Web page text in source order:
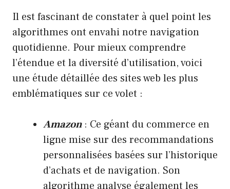
Il est fascinant de constater à quel point les
algorithmes ont envahi notre navigation
quotidienne. Pour mieux comprendre
l’étendue et la diversité d’utilisation, voici
une étude détaillée des sites web les plus
emblématiques sur ce volet :
Amazon: Ce géant du commerce en
ligne mise sur des recommandations
personnalisées basées sur l’historique
d’achats et de navigation. Son
algorithme analyse également les